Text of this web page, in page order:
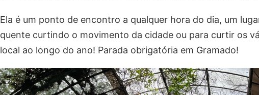
Ela é um ponto de encontro a qualquer hora do dia, um
quente curtindo o movimento da cidade ou para curtir os
local ao longo do ano! Parada obrigatória em Gramado!